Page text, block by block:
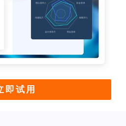
即试用